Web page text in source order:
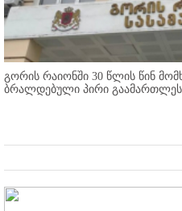
გორის რაიონში 30 წლის წინ
ბრალდებული პირი გაამართლეს